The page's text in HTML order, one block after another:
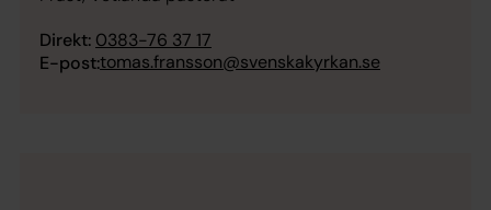
Direkt: 0383-76 37 17
E-post:tomas.fransson@svenskakyrkan.se